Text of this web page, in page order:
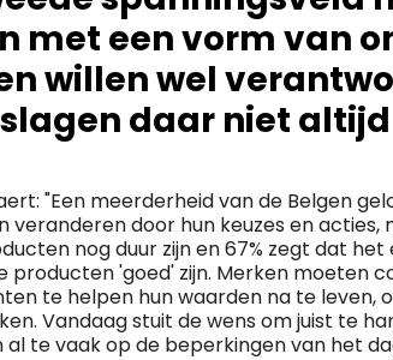
met een vorm van
willen wel
daar niet
"Een meerderheid van de Belgen
veranderen door hun keuzes en acties,
nog duur zijn en 67% zegt dat het
producten 'goed' zijn. Merken moeten
te helpen hun waarden na te leven,
Vandaag stuit de wens om juist te
al te vaak op de beperkingen van het